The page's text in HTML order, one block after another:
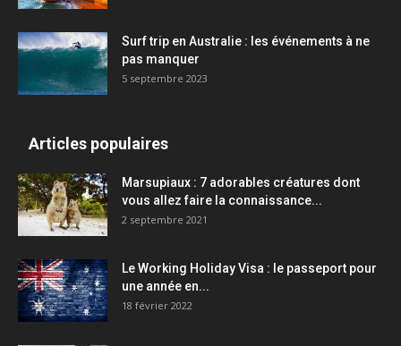
Surf trip en Australie : les événements à ne
pas manquer
5 septembre 2023
Articles populaires
Marsupiaux : 7 adorables créatures dont
vous allez faire la connaissance...
2 septembre 2021
Le Working Holiday Visa : le passeport pour
une année en...
18 février 2022